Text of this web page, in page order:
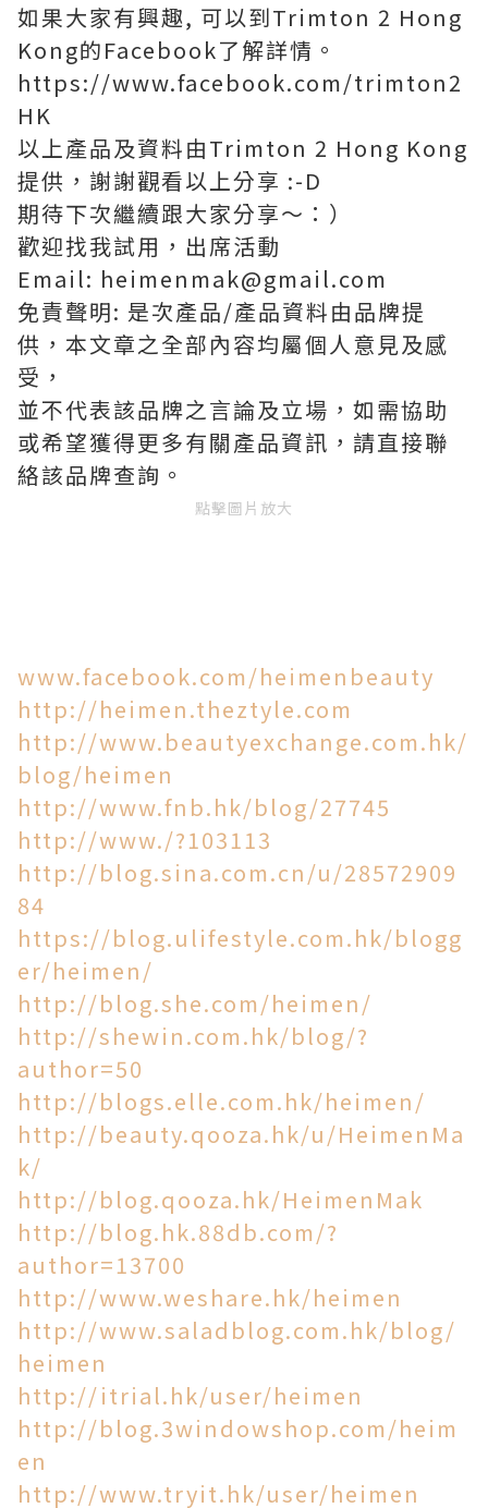
如果大家有興趣, 可以到Trimton 2 Hong
Kong的Facebook了解詳情。
https://www.facebook.com/trimton2
HK
以上產品及資料由Trimton 2 Hong Kong
提供，謝謝觀看以上分享 :-D
期待下次繼續跟大家分享～：）
歡迎找我試用，出席活動
Email: heimenmak@gmail.com
免責聲明: 是次產品/產品資料由品牌提
供，本文章之全部內容均屬個人意見及感
受，
並不代表該品牌之言論及立場，如需協助
或希望獲得更多有關產品資訊，請直接聯
絡該品牌查詢。
點擊圖片放大
www.facebook.com/heimenbeauty
http://heimen.theztyle.com
http://www.beautyexchange.com.hk/
blog/heimen
http://www.fnb.hk/blog/27745
http://www./?103113
http://blog.sina.com.cn/u/28572909
84
https://blog.ulifestyle.com.hk/blogg
er/heimen/
http://blog.she.com/heimen/
http://shewin.com.hk/blog/?
author=50
http://blogs.elle.com.hk/heimen/
http://beauty.qooza.hk/u/HeimenMa
k/
http://blog.qooza.hk/HeimenMak
http://blog.hk.88db.com/?
author=13700
http://www.weshare.hk/heimen
http://www.saladblog.com.hk/blog/
heimen
http://itrial.hk/user/heimen
http://blog.3windowshop.com/heim
en
http://www.tryit.hk/user/heimen